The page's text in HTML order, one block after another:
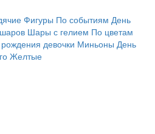
Фигуры По событиям День
Шары с гелием По цветам
девочки Миньоны День
Желтые